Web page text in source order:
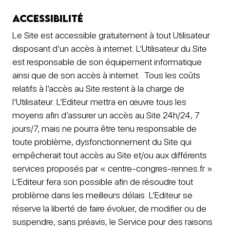
Accessibilité
Le Site est accessible gratuitement à tout Utilisateur
disposant d’un accès à internet. L’Utilisateur du Site
est responsable de son équipement informatique
ainsi que de son accès à internet. Tous les coûts
relatifs à l’accès au Site restent à la charge de
l’Utilisateur. L’Editeur mettra en œuvre tous les
moyens afin d’assurer un accès au Site 24h/24, 7
jours/7, mais ne pourra être tenu responsable de
toute problème, dysfonctionnement du Site qui
empêcherait tout accès au Site et/ou aux différents
services proposés par « centre-congres-rennes.fr ».
L’Editeur fera son possible afin de résoudre tout
problème dans les meilleurs délais. L’Editeur se
réserve la liberté de faire évoluer, de modifier ou de
suspendre, sans préavis, le Service pour des raisons